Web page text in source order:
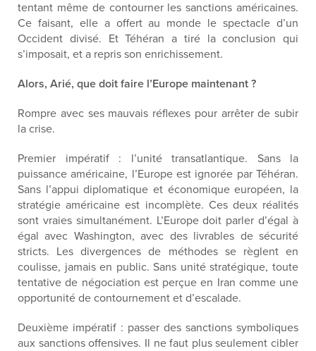
tentant même de contourner les sanctions américaines.
Ce faisant, elle a offert au monde le spectacle d’un
Occident divisé. Et Téhéran a tiré la conclusion qui
s’imposait, et a repris son enrichissement.
Alors, Arié, que doit faire l’Europe maintenant ?
Rompre avec ses mauvais réflexes pour arrêterde subir
la crise.
Premier impératif : l’unité transatlantique. Sans la
puissance américaine, l’Europe est ignorée parTéhéran.
Sans l’appui diplomatique et économique européen, la
stratégie américaine est incomplète. Ces deux réalités
sont vraies simultanément. L’Europe doit parler d’égal à
égal avec Washington,avec des livrables de sécurité
stricts. Les divergences de méthodes se règlent en
coulisse, jamais en public.Sans unité stratégique, toute
tentative de négociation est perçue en Iran comme une
opportunité de contournement et d’escalade.
Deuxième impératif : passer des sanctions symboliques
aux sanctions offensives. Il ne faut plus seulement cibler